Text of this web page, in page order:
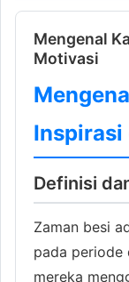
Mengenal
Motivasi
Inspirasi
Definisi
Zaman besi
pada periode
mereka